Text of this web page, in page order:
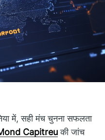
में, सही मंच चुनना सफलता
Capitreuकी जांच